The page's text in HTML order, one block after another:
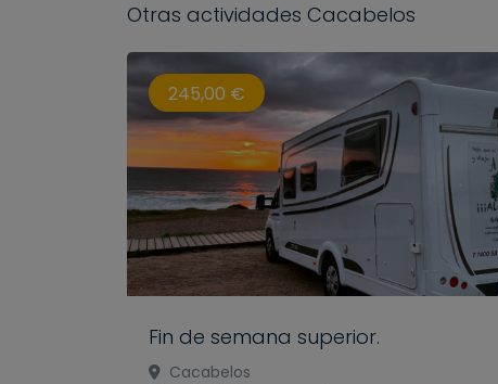
Otras actividades Cacabelos
245,00 €
Fin de semana superior.
Cacabelos